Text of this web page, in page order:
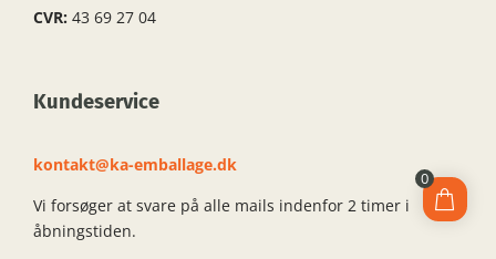
CVR: 43 69 27 04
Kundeservice
kontakt@ka-emballage.dk
Vi forsøger at svare på alle mails indenfor 2 timer i
åbningstiden.
0